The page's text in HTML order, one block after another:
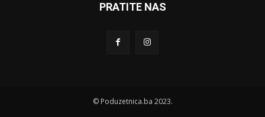
PRATITE NAS
© Poduzetnica.ba 2023.